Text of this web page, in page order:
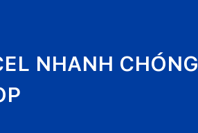
NHANH CHÓNG